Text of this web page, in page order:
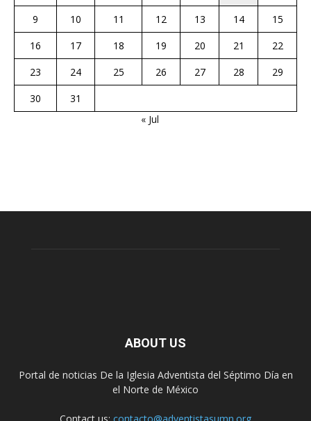
9
10 11 12 13 14
15
16
17 18 19 20 21
22
23
24 25 26 27 28
29
30
31
« Jul
ABOUT US
Portal de noticias De la Iglesia Adventista del Séptimo Día en
el Norte de México